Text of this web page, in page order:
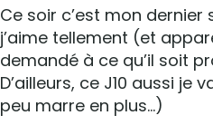
Ce soir c’est mon dernier
j’aime tellement (et
demandé à ce qu’il soit
D’ailleurs, ce J10 aussi
peu marre en plus…)